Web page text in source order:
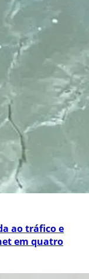
ao tráfico e
em quatro